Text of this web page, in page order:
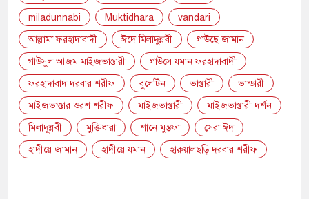
miladunnabi
Muktidhara
vandari
আল্লামা ফরহাদাবাদী
ঈদে মিলাদুন্নবী
গাউছে জামান
গাউসুল আজম মাইজভাণ্ডারী
গাউসে যমান ফরহাদাবাদী
ফরহাদাবাদ দরবার শরীফ
বুলেটিন ভাণ্ডারী
ভান্ডারী
মাইজভাণ্ডার ওরশ শরীফ
মাইজভাণ্ডারী
মাইজভাণ্ডারী দর্শন
মিলাদুন্নবী
মুক্তিধারা শানে মুস্তফা
সেরা ঈদ
হাদীয়ে জামান
হাদীয়ে যমান হারুয়ালছড়ি দরবার শরীফ